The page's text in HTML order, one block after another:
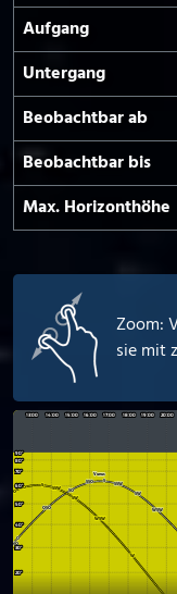
Aufgang
Untergang
Beobachtbar ab
Beobachtbar bis
Max. Horizont­höhe
Zoom:
sie mit